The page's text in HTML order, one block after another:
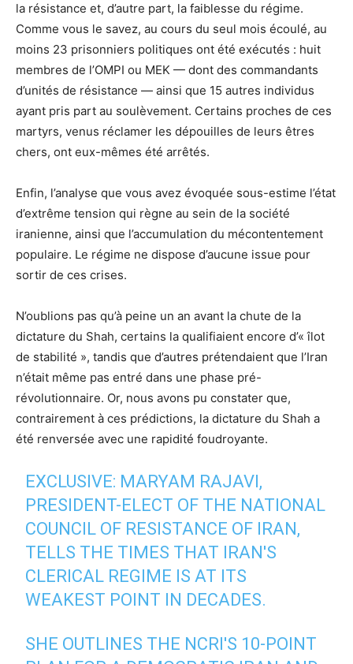
la résistance et, d’autre part, la faiblesse du régime.
Comme vous le savez, au cours du seul mois écoulé, au
moins 23 prisonniers politiques ont été exécutés : huit
membres de l’OMPI ou MEK — dont des commandants
d’unités de résistance — ainsi que 15 autres individus
ayant pris part au soulèvement. Certains proches de ces
martyrs, venus réclamer les dépouilles de leurs êtres
chers, ont eux-mêmes été arrêtés.
Enfin, l’analyse que vous avez évoquée sous-estime l’état
d’extrême tension qui règne au sein de la société
iranienne, ainsi que l’accumulation du mécontentement
populaire. Le régime ne dispose d’aucune issue pour
sortir de ces crises.
N’oublions pas qu’à peine un an avant la chute de la
dictature du Shah, certains la qualifiaient encore d’« îlot
de stabilité », tandis que d’autres prétendaient que l’Iran
n’était même pas entré dans une phase pré-
révolutionnaire. Or, nous avons pu constater que,
contrairement à ces prédictions, la dictature du Shah a
été renversée avec une rapidité foudroyante.
EXCLUSIVE: MARYAM RAJAVI,
PRESIDENT-ELECT OF THE NATIONAL
COUNCIL OF RESISTANCE OF IRAN,
TELLS THE TIMES THAT IRAN'S
CLERICAL REGIME IS AT ITS
WEAKEST POINT IN DECADES.
SHE OUTLINES THE NCRI'S 10-POINT